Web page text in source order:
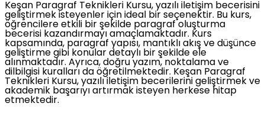
Keşan Paragraf Teknikleri Kursu, yazılı iletişim becerisini
geliştirmek isteyenler için ideal bir seçenektir. Bu kurs,
öğrencilere etkili bir şekilde paragraf oluşturma
becerisi kazandırmayı amaçlamaktadır. Kurs
kapsamında, paragraf yapısı, mantıklı akış ve düşünce
geliştirme gibi konular detaylı bir şekilde ele
alınmaktadır. Ayrıca, doğru yazım, noktalama ve
dilbilgisi kuralları da öğretilmektedir. Keşan Paragraf
Teknikleri Kursu, yazılı iletişim becerilerini geliştirmek ve
akademik başarıyı artırmak isteyen herkese hitap
etmektedir.